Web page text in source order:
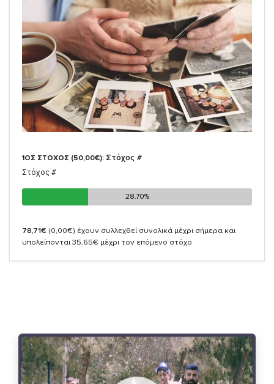
1ΟΣ ΣΤΟΧΟΣ (50,00€): Στόχος #
Στόχος #
28.70%
28.70%
78,71€ (0,00€) έχουν συλλεχθεί συνολικά μέχρι σήμερα και
υπολείπονται 35,65€ μέχρι τον επόμενο στόχο